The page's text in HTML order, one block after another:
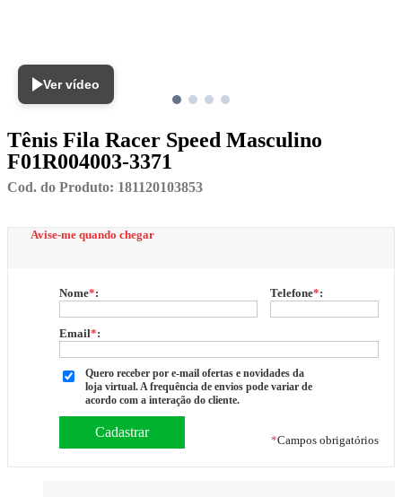
Ver vídeo
Tênis Fila Racer Speed Masculino
F01R004003-3371
Cod. do Produto: 181120103853
Avise-me quando chegar
Nome*: Telefone*:
Email*:
Quero receber por e-mail ofertas e novidades da
loja virtual. A frequência de envios pode variar de
acordo com a interação do cliente.
*Campos obrigatórios